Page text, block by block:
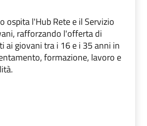
ospita l'Hub Rete e il Servizio
rafforzando l'offerta di
ai giovani tra i 16 e i 35 anni in
formazione, lavoro e